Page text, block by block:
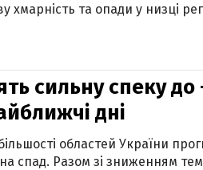
хмарність та опади у низці
сильну спеку до
дні
областей України
спад. Разом зі зниженням